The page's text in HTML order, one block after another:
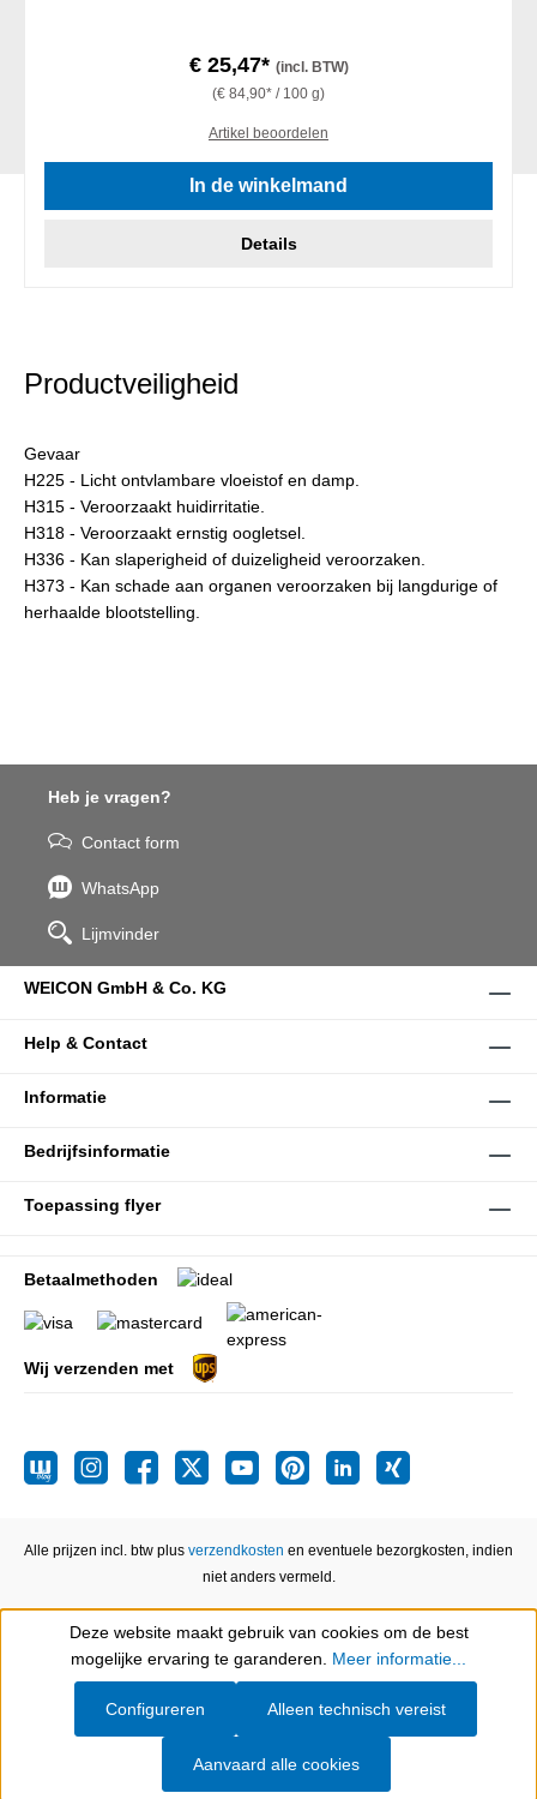
€ 25,47* (incl. BTW)
(€ 84,90* / 100 g)
Artikel beoordelen
In de winkelmand
Details
Productveiligheid
Gevaar
H225 - Licht ontvlambare vloeistof en damp.
H315 - Veroorzaakt huidirritatie.
H318 - Veroorzaakt ernstig oogletsel.
H336 - Kan slaperigheid of duizeligheid veroorzaken.
H373 - Kan schade aan organen veroorzaken bij langdurige of
herhaalde blootstelling.
Heb je vragen?
Contact form
WhatsApp
Lijmvinder
WEICON GmbH & Co. KG
Help & Contact
Informatie
Bedrijfsinformatie
Toepassing flyer
Betaalmethoden
Wij verzenden met
Alle prijzen incl. btw plus verzendkosten en eventuele bezorgkosten, indien
niet anders vermeld.
Show toolbar
Deze website maakt gebruik van cookies om de best
mogelijke ervaring te garanderen. Meer informatie...
Alleen technisch vereist
Configureren
Aanvaard alle cookies